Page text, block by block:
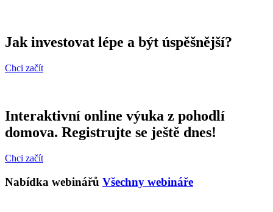
Jak investovat lépe a být úspěšnější?
Chci začít
Interaktivní online výuka z pohodlí
domova. Registrujte se ještě dnes!
Chci začít
Nabídka webinářů Všechny webináře